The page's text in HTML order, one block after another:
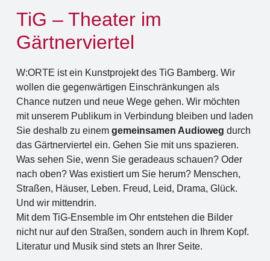
TiG – Theater im
Gärtnerviertel
W:ORTE ist ein Kunstprojekt des TiG Bamberg. Wir
wollen die gegenwärtigen Einschränkungen als
Chance nutzen und neue Wege gehen. Wir möchten
mit unserem Publikum in Verbindung bleiben und laden
Sie deshalb zu einem gemeinsamen Audioweg durch
das Gärtnerviertel ein. Gehen Sie mit uns spazieren.
Was sehen Sie, wenn Sie geradeaus schauen? Oder
nach oben? Was existiert um Sie herum? Menschen,
Straßen, Häuser, Leben. Freud, Leid, Drama, Glück.
Und wir mittendrin.
Mit dem TiG-Ensemble im Ohr entstehen die Bilder
nicht nur auf den Straßen, sondern auch in Ihrem Kopf.
Literatur und Musik sind stets an Ihrer Seite.